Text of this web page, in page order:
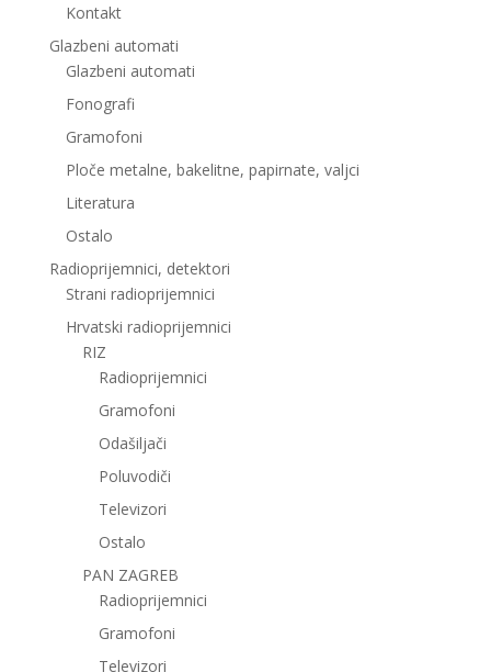
Kontakt
Glazbeni automati
Glazbeni automati
Fonografi
Gramofoni
Ploče metalne, bakelitne, papirnate, valjci
Literatura
Ostalo
Radioprijemnici, detektori
Strani radioprijemnici
Hrvatski radioprijemnici
RIZ
Radioprijemnici
Gramofoni
Odašiljači
Poluvodiči
Televizori
Ostalo
PAN ZAGREB
Radioprijemnici
Gramofoni
Televizori